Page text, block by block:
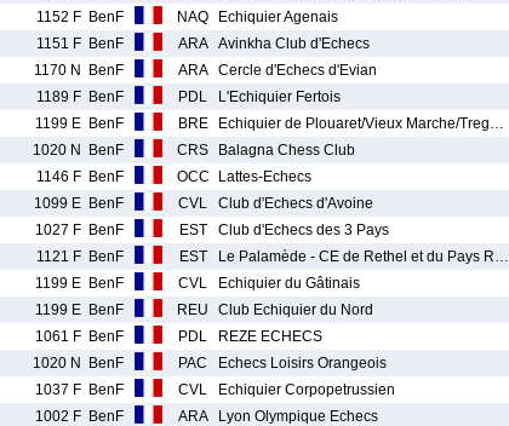
1152 F BenF NAQ Echiquier Agenais
1151 F BenF ARA Avinkha Club d'Echecs
1170 N BenF ARA Cercle d'Echecs d'Evian
1189 F BenF PDL L'Echiquier Fertois
1199 E BenF BRE Echiquier de Plouaret/Vieux Marche/Treg…
1020 N BenF CRS Balagna Chess Club
1146 F BenF OCC Lattes-Echecs
1099 E BenF CVL Club d'Echecs d'Avoine
1027 F BenF EST Club d'Echecs des 3 Pays
1121 F BenF EST Le Palamède - CE de Rethel et du Pays R…
1199 E BenF CVL Echiquier du Gâtinais
1199 E BenF REU Club Echiquier du Nord
1061 F BenF PDL REZE ECHECS
1020 N BenF PAC Echecs Loisirs Orangeois
1037 F BenF CVL Echiquier Corpopetrussien
1002 F BenF ARA Lyon Olympique Echecs